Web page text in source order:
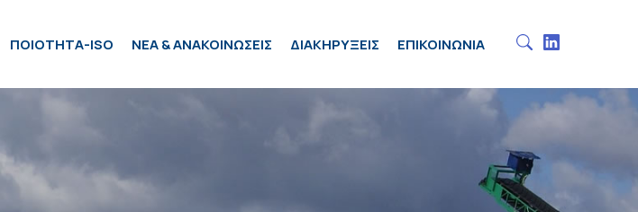
ΠΟΙΟΤΗΤΑ-ISO ΝΕΑ & ΑΝΑΚΟΙΝΩΣΕΙΣ ΔΙΑΚΗΡΥΞΕΙΣ ΕΠΙΚΟΙΝΩΝΙΑ